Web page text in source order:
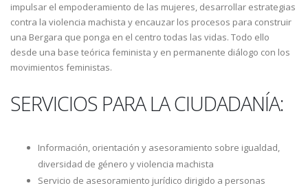
impulsar el empoderamiento de las mujeres, desarrollar estrategias
contra la violencia machista y encauzar los procesos para construir
una Bergara que ponga en el centro todas las vidas. Todo ello
desde una base teórica feminista y en permanente diálogo con los
movimientos feministas.
SERVICIOS PARA LA CIUDADANÍA:
Información, orientación y asesoramiento sobre igualdad,
diversidad de género y violencia machista
Servicio de asesoramiento jurídico dirigido a personas